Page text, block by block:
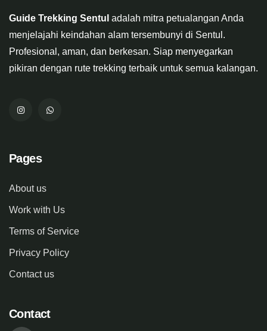
Guide Trekking Sentul adalah mitra petualangan Anda
menjelajahi keindahan alam tersembunyi di Sentul.
Profesional, aman, dan berkesan. Siap menyegarkan
pikiran dengan rute trekking terbaik untuk semua kalangan.
Pages
About us
Work with Us
Terms of Service
Privacy Policy
Contact us
Contact